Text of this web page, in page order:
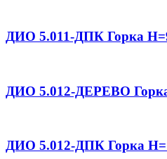
ДИО 5.011-ДПК Горка
ДИО 5.012-ДЕРЕВО
ДИО 5.012-ДПК Горка